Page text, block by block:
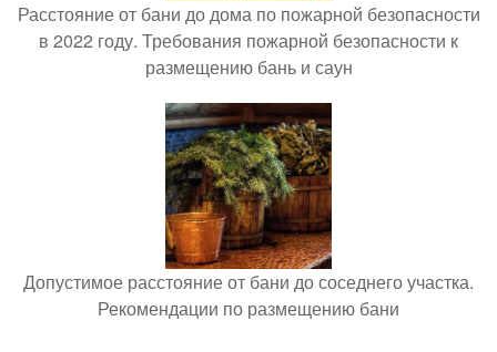
Расстояние от бани до дома по пожарной безопасности
в 2022 году. Требования пожарной безопасности к
размещению бань и саун
Допустимое расстояние от бани до соседнего участка.
Рекомендации по размещению бани